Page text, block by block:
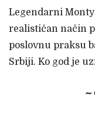
Legendarni
realističan način
poslovnu praksu
Srbiji. Ko god je
∼